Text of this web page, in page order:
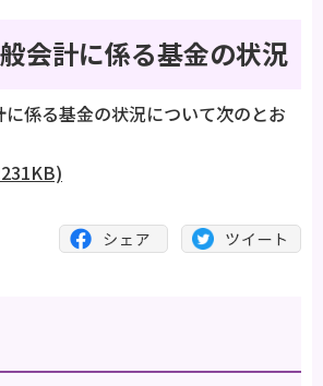
会計に係る基金の状況
係る基金の状況について次のとお